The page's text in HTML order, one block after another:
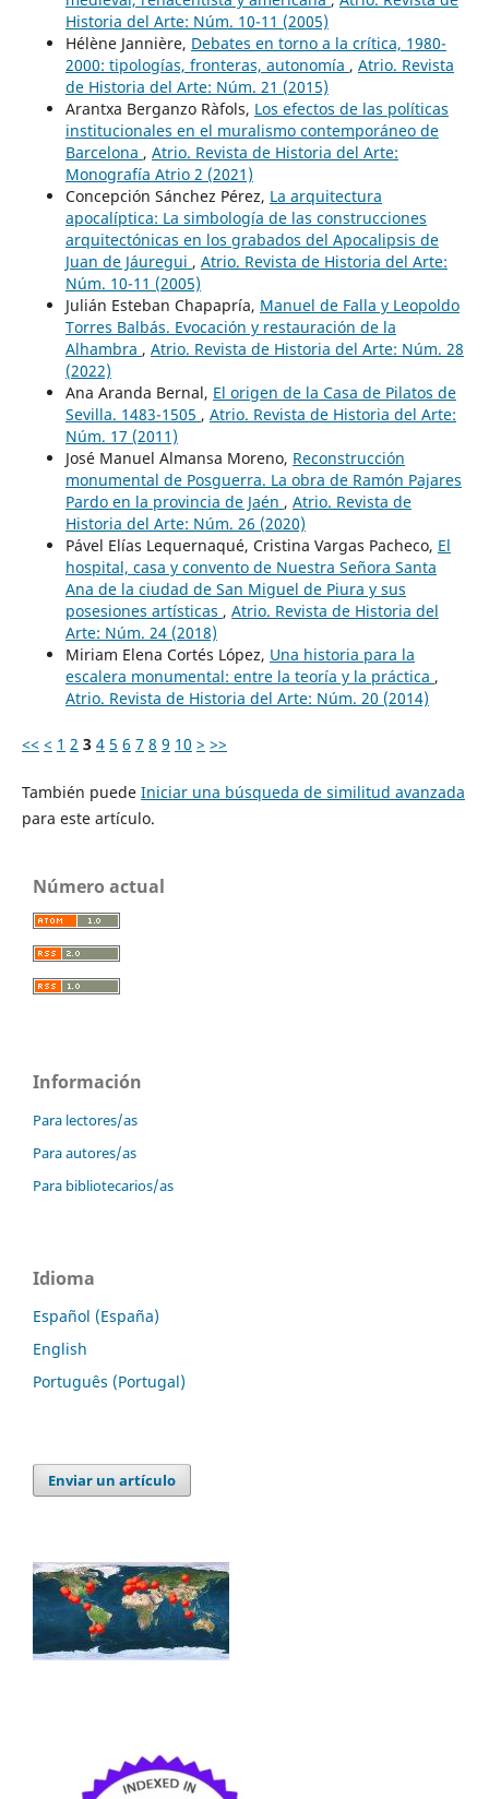
Historia del Arte: Núm. 10-11 (2005)
Hélène Jannière, Debates en torno a la crítica, 1980-
2000: tipologías, fronteras, autonomía , Atrio. Revista
de Historia del Arte: Núm. 21 (2015)
Arantxa Berganzo Ràfols, Los efectos de las políticas
institucionales en el muralismo contemporáneo de
Barcelona , Atrio. Revista de Historia del Arte:
Monografía Atrio 2 (2021)
Concepción Sánchez Pérez, La arquitectura
apocalíptica: La simbología de las construcciones
arquitectónicas en los grabados del Apocalipsis de
Juan de Jáuregui , Atrio. Revista de Historia del Arte:
Núm. 10-11 (2005)
Julián Esteban Chapapría, Manuel de Falla y Leopoldo
Torres Balbás. Evocación y restauración de la
Alhambra , Atrio. Revista de Historia del Arte: Núm. 28
(2022)
Ana Aranda Bernal, El origen de la Casa de Pilatos de
Sevilla. 1483-1505 , Atrio. Revista de Historia del Arte:
Núm. 17 (2011)
José Manuel Almansa Moreno, Reconstrucción
monumental de Posguerra. La obra de Ramón Pajares
Pardo en la provincia de Jaén , Atrio. Revista de
Historia del Arte: Núm. 26 (2020)
Pável Elías Lequernaqué, Cristina Vargas Pacheco, El
hospital, casa y convento de Nuestra Señora Santa
Ana de la ciudad de San Miguel de Piura y sus
posesiones artísticas , Atrio. Revista de Historia del
Arte: Núm. 24 (2018)
Miriam Elena Cortés López, Una historia para la
escalera monumental: entre la teoría y la práctica ,
Atrio. Revista de Historia del Arte: Núm. 20 (2014)
<< < 1 2 3 4 5 6 7 8 9 10 > >>
También puede Iniciar una búsqueda de similitud avanzada
para este artículo.
Número actual
Información
Para lectores/as
Para autores/as
Para bibliotecarios/as
Idioma
Español (España)
English
Português (Portugal)
Enviar un artículo